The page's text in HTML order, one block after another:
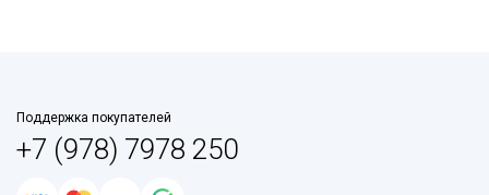
Поддержка покупателей
+7 (978) 7978 250